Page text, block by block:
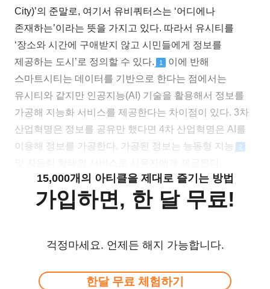
City)’의 준말로, 여기서 유비쿼터스는 ‘어디에나
존재하는’이라는 뜻을 가지고 있다. 따라서 유시티를
‘장소와 시간에 구애받지 않고 시민들에게 정보를
제공하는 도시’로 정의할 수 있다.
1
이에 반해
스마트시티는 데이터를 기반으로 한다는 점에서는
유시티와 같지만 인공지능(AI) 기술을 활용해서 정보를
가공해 지능화 서비스를 제공한다는 차이점이 있다. 3차
산업혁명은 정보를 공유만 했다면 4차 산업혁명은 AI를
이용해 정보를 가공한다. 가공된 정보는 능동형 지능
2
15,000개의 아티클을 제대로 즐기는 방법
가입하면, 한 달 무료!
걱정마세요. 언제든 해지 가능합니다.
한달 무료 체험하기